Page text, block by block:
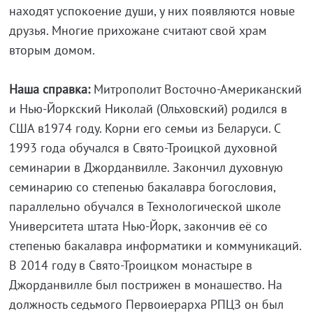
находят успокоение души, у них появляются новые
друзья. Многие прихожане считают свой храм
вторым домом.
Наша справка:Митрополит Восточно-Американский
и Нью-Йоркский Николай (Ольховский) родился в
США в1974 году. Корни его семьи из Беларуси. С
1993 года обучался в Свято-Троицкой духовной
семинарии в Джорданвилле. Закончил духовную
семинарию со степенью бакалавра богословия,
параллельно обучался в Технологической школе
Университета штата Нью-Йорк, закончив её со
степенью бакалавра информатики и коммуникаций.
В 2014 году в Свято-Троицком монастыре в
Джорданвилле был пострижен в монашество. На
должность седьмого Первоиерарха РПЦЗ он был